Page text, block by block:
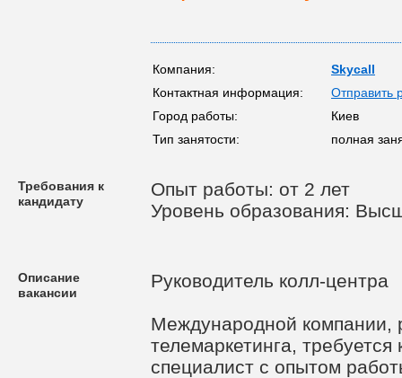
Компания:
Skycall
Контактная информация:
Отправить
Город работы:
Киев
Тип занятости:
полная
Требования к
кандидату
Опыт работы: от 2 лет
Уровень образования:
Описание
вакансии
Руководитель колл-центра
Международной
телемаркетинга,
специалист с опытом